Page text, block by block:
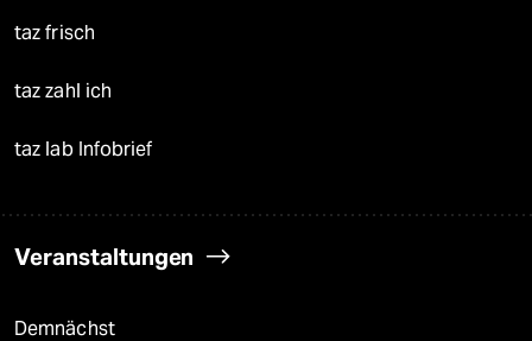
taz frisch
taz zahl ich
taz lab Infobrief
Veranstaltungen
Demnächst